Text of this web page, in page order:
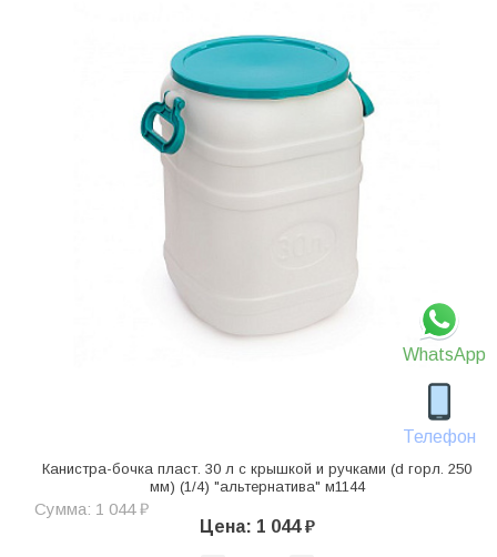
WhatsApp
Телефон
Канистра-бочка пласт. 30 л с крышкой и ручками (d горл. 250
мм) (1/4) "альтернатива" м1144
Сумма: 1 044 ₽
Цена: 1 044 ₽